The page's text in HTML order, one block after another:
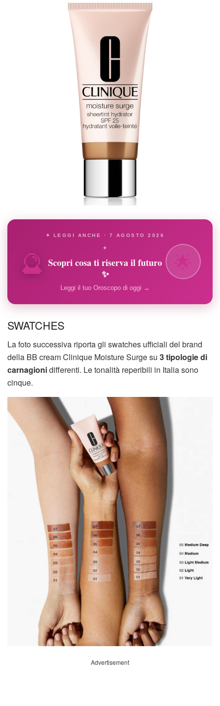
🔮
✦ LEGGI ANCHE · 7 AGOSTO 2026
✦
Scopri cosa ti riserva il futuro
✨
Leggi il tuo Oroscopo di oggi →
SWATCHES
La foto successiva riporta gli swatches ufficiali del brand
della BB cream Clinique Moisture Surge su 3 tipologie di
carnagionidifferenti. Le tonalità reperibili in Italia sono
cinque.
Advertisement